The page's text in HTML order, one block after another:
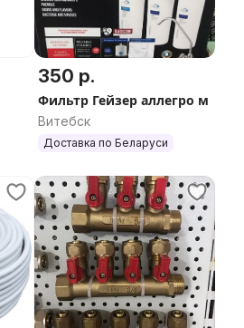
350 р.
Фильтр Гейзер аллегро м
Витебск
Доставка по Беларуси